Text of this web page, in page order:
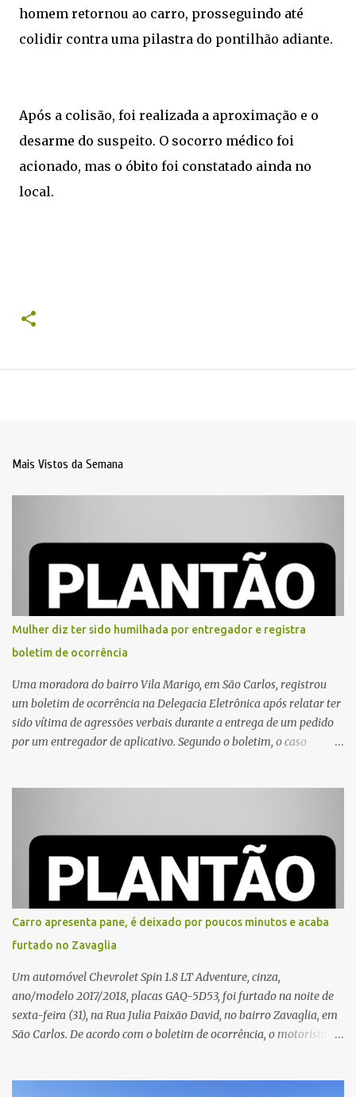
homem retornou ao carro, prosseguindo até
colidir contra uma pilastra do pontilhão adiante.
Após a colisão, foi realizada a aproximação e o
desarme do suspeito. O socorro médico foi
acionado, mas o óbito foi constatado ainda no
local.
Mais Vistos da Semana
Mulher diz ter sido humilhada por entregador e registra
boletim de ocorrência
Uma moradora do bairro Vila Marigo, em São Carlos, registrou
um boletim de ocorrência na Delegacia Eletrônica após relatar ter
sido vítima de agressões verbais durante a entrega de um pedido
por um entregador de aplicativo. Segundo o boletim, o caso
proximidades. Ainda conforme o registro policial, a vítima relatou
que, ao receber a entrega, voltou a ser ofendida com palavras de
baixo calão e insultos. Ela informou à Polícia Civil que mora
sozinha e que se sentiu ameaçada, coagida e humilhada com a
situação. Fonte: São Carlos Agora
Carro apresenta pane, é deixado por poucos minutos e acaba
furtado no Zavaglia
Um automóvel Chevrolet Spin 1.8 LT Adventure, cinza,
ano/modelo 2017/2018, placas GAQ-5D53, foi furtado na noite de
sexta-feira (31), na Rua Julia Paixão David, no bairro Zavaglia, em
São Carlos. De acordo com o boletim de ocorrência, o motorista